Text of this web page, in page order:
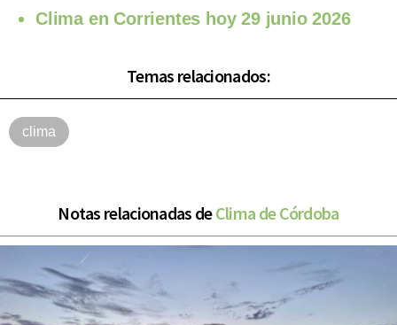
Clima en Corrientes hoy 29 junio 2026
Temas relacionados:
clima
Notas relacionadas deClima de Córdoba